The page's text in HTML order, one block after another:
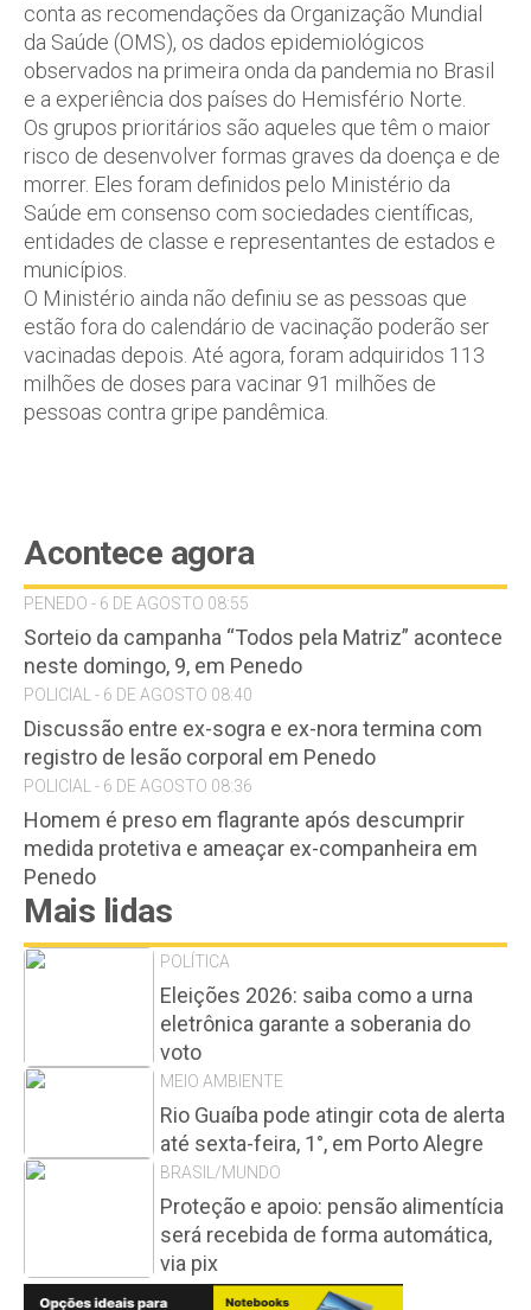
conta as recomendações da Organização Mundial
da Saúde (OMS), os dados epidemiológicos
observados na primeira onda da pandemia no Brasil
e a experiência dos países do Hemisfério Norte.
Os grupos prioritários são aqueles que têm o maior
risco de desenvolver formas graves da doença e de
morrer. Eles foram definidos pelo Ministério da
Saúde em consenso com sociedades científicas,
entidades de classe e representantes de estados e
municípios.
O Ministério ainda não definiu se as pessoas que
estão fora do calendário de vacinação poderão ser
vacinadas depois. Até agora, foram adquiridos 113
milhões de doses para vacinar 91 milhões de
pessoas contra gripe pandêmica.
Acontece agora
PENEDO - 6 DE AGOSTO 08:55
Sorteio da campanha “Todos pela Matriz” acontece
neste domingo, 9, em Penedo
POLICIAL - 6 DE AGOSTO 08:40
Discussão entre ex-sogra e ex-nora termina com
registro de lesão corporal em Penedo
POLICIAL - 6 DE AGOSTO 08:36
Homem é preso em flagrante após descumprir
medida protetiva e ameaçar ex-companheira em
Penedo
Mais lidas
POLÍTICA
Eleições 2026: saiba como a urna
eletrônica garante a soberania do
voto
MEIO AMBIENTE
Rio Guaíba pode atingir cota de alerta
até sexta-feira, 1°, em Porto Alegre
BRASIL/MUNDO
Proteção e apoio: pensão alimentícia
será recebida de forma automática,
via pix